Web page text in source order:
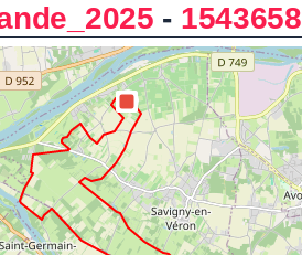
- 1543658